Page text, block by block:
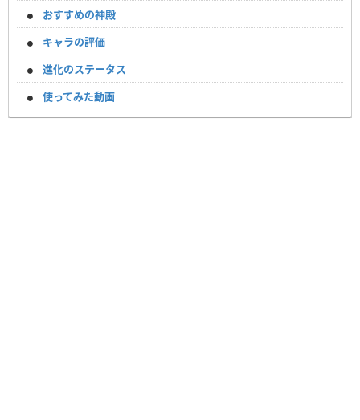
おすすめの神殿
キャラの評価
進化のステータス
使ってみた動画